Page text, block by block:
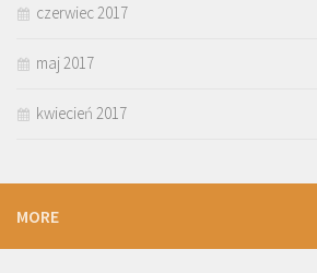
czerwiec 2017
maj 2017
kwiecień 2017
MORE